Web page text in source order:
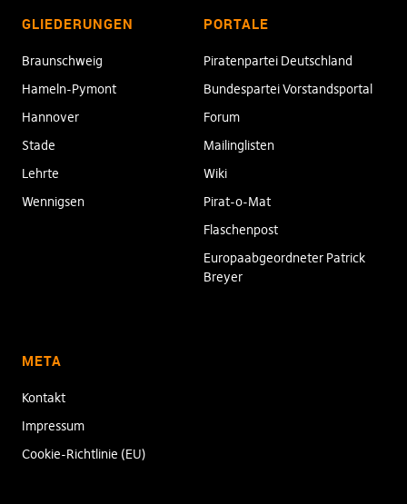
GLIEDERUNGEN
Braunschweig
Hameln-Pymont
Hannover
Stade
Lehrte
Wennigsen
PORTALE
Piratenpartei Deutschland
Bundespartei Vorstandsportal
Forum
Mailinglisten
Wiki
Pirat-o-Mat
Flaschenpost
Europaabgeordneter Patrick
Breyer
META
Kontakt
Impressum
Cookie-Richtlinie (EU)